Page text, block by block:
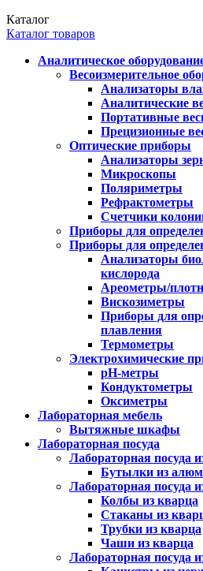
Каталог
Каталог товаров
Аналитическое
Весоизмерительное
Анализаторы
Аналитические
Портативные
Прецизионные
Оптические приборы
Анализаторы
Микроскопы
Поляриметры
Рефрактометры
Счетчики
Приборы для
Приборы для
Анализаторы
кислорода
Ареометры/
Вискозиметры
Приборы для
плавления
Термометры
Электрохимические
pH-метры
Кондуктометры
Оксиметры
Лабораторная мебель
Вытяжные шкафы
Лабораторная посуда
Лабораторная посуда
Бутылки из
Лабораторная посуда
Колбы из кварца
Стаканы из
Трубки из кварца
Чаши из кварца
Лабораторная посуда